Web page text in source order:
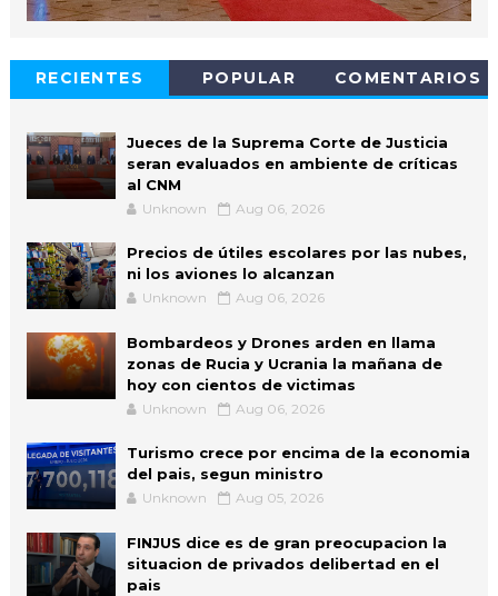
RECIENTES POPULAR COMENTARIOS
Jueces de la Suprema Corte de Justicia
seran evaluados en ambiente de críticas
al CNM
Unknown Aug 06, 2026
Precios de útiles escolares por las nubes,
ni los aviones lo alcanzan
Unknown Aug 06, 2026
Bombardeos y Drones arden en llama
zonas de Rucia y Ucrania la mañana de
hoy con cientos de victimas
Unknown Aug 06, 2026
Turismo crece por encima de la economia
del pais, segun ministro
Unknown Aug 05, 2026
FINJUS dice es de gran preocupacion la
situacion de privados delibertad en el
pais